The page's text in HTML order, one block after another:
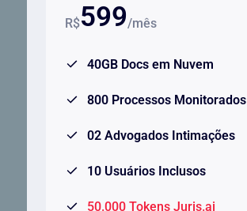
R$599/mês
40GB Docs em Nuvem
800 Processos Monitorados
02 Advogados Intimações
10 Usuários Inclusos
50.000 Tokens Juris.ai